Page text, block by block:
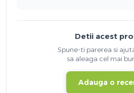
Detii acest
Spune-ti parerea si
sa aleaga cel mai
Adauga o